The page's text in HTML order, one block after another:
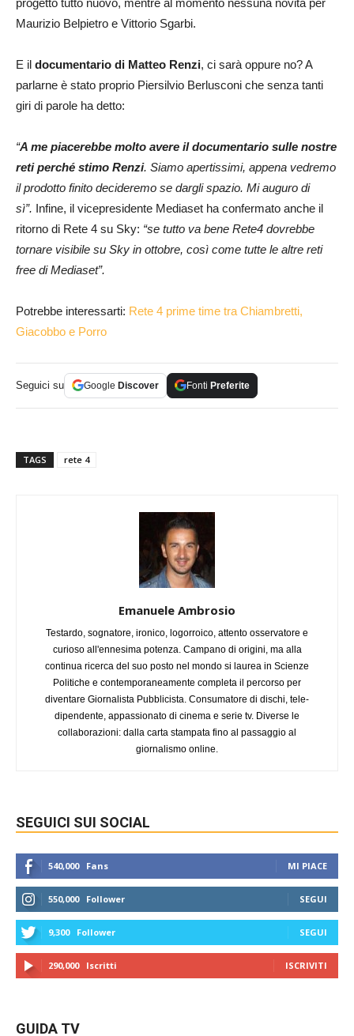
Maurizio Belpietro e Vittorio Sgarbi.
E il documentario di Matteo Renzi, ci sarà oppure no? A
parlarne è stato proprio Piersilvio Berlusconi che senza tanti
giri di parole ha detto:
“A me piacerebbe molto avere il documentario sulle nostre
reti perché stimo Renzi. Siamo apertissimi, appena vedremo
il prodotto finito decideremo se dargli spazio. Mi auguro di
sì”. Infine, il vicepresidente Mediaset ha confermato anche il
ritorno di Rete 4 su Sky: “se tutto va bene Rete4 dovrebbe
tornare visibile su Sky in ottobre, così come tutte le altre reti
free di Mediaset”.
Potrebbe interessarti: Rete 4 prime time tra Chiambretti,
Giacobbo e Porro
Seguici su Google Discover Fonti Preferite
TAGS rete 4
Emanuele Ambrosio
Testardo, sognatore, ironico, logorroico, attento osservatore e
curioso all'ennesima potenza. Campano di origini, ma alla
continua ricerca del suo posto nel mondo si laurea in Scienze
Politiche e contemporaneamente completa il percorso per
diventare Giornalista Pubblicista. Consumatore di dischi, tele-
dipendente, appassionato di cinema e serie tv. Diverse le
collaborazioni: dalla carta stampata fino al passaggio al
giornalismo online.
SEGUICI SUI SOCIAL
540,000 Fans MI PIACE
550,000 Follower SEGUI
9,300 Follower SEGUI
290,000 Iscritti ISCRIVITI
GUIDA TV